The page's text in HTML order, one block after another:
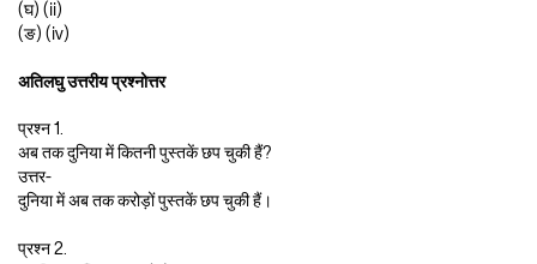
(घ) (ii)
(ङ) (iv)
अतिलघु उत्तरीय प्रश्नोत्तर
प्रश्न 1.
अब तक दुनिया में कितनी पुस्तकें छप चुकी हैं?
उत्तर-
दुनिया में अब तक करोड़ों पुस्तकें छप चुकी हैं।
प्रश्न 2.